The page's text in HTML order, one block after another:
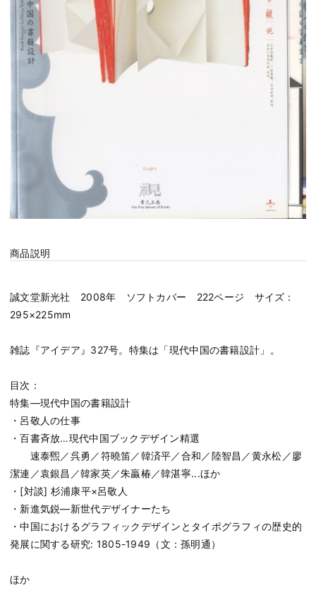
商品説明
誠文堂新光社 2008年 ソフトカバー 222ページ サイズ：
295×225mm
雑誌『アイデア』327号。特集は「現代中国の書籍設計」。
目次：
特集―現代中国の書籍設計
・呂敬人の仕事
・百書斉放…現代中国ブックデザイン精選
速泰煕／呉勇／符曉笛／韓済平／合和／陸智昌／黄永松／廖
潔連／袁銀昌／韓家英／朱贏椿／韓湛寧...ほか
・[対談] 杉浦康平×呂敬人
・新進気鋭―新世代デザイナーたち
・中国におけるグラフィックデザインとタイポグラフィの歴史的
発展に関する研究: 1805-1949（文：孫明通）
ほか